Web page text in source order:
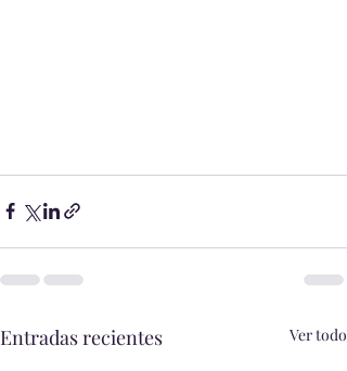
Entradas recientes Ver todo